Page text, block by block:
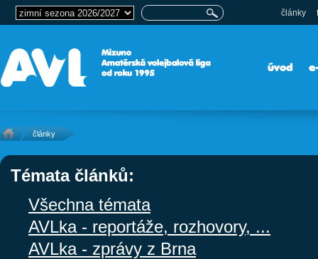
články
úvod
články
Témata článků:
Všechna témata
AVLka - reportáže, rozhovory, ...
AVLka - zprávy z Brna